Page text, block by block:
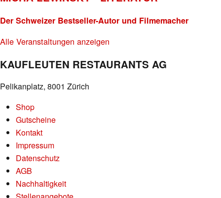
Der Schweizer Bestseller-Autor und Filmemacher
Alle Veranstaltungen anzeigen
KAUFLEUTEN RESTAURANTS AG
Pelikanplatz, 8001 Zürich
Shop
Gutscheine
Kontakt
Impressum
Datenschutz
AGB
Nachhaltigkeit